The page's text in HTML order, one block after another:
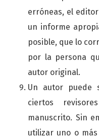
erróneas, el
un informe
posible, que lo
por la persona
autor original.
Un autor puede
ciertos
manuscrito. Sin
utilizar uno o